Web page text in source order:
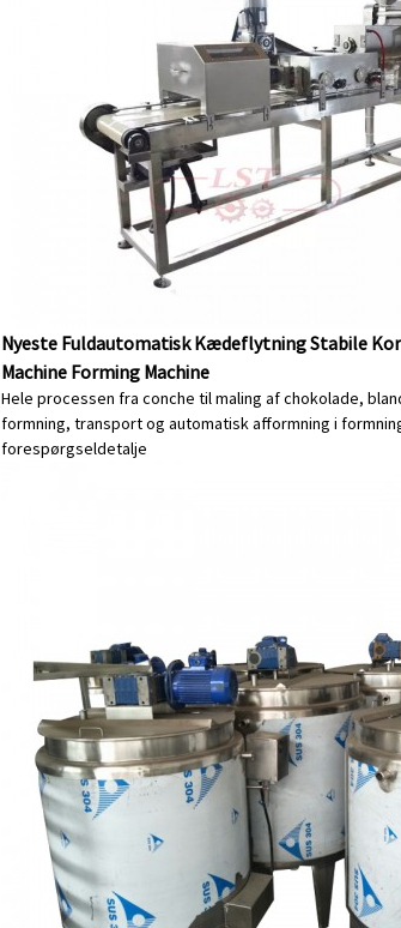
Nyeste Fuldautomatisk Kædeflytning Stabile
Machine Forming Machine
Hele processen fra conche til maling af chokolade,
formning, transport og automatisk afformning i
forespørgseldetalje